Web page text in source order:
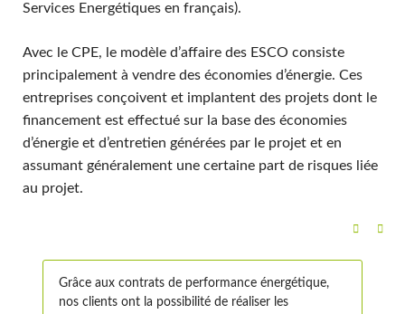
Services Energétiques en français).
Avec le CPE, le modèle d’affaire des ESCO consiste
principalement à vendre des économies d’énergie. Ces
entreprises conçoivent et implantent des projets dont le
financement est effectué sur la base des économies
d’énergie et d’entretien générées par le projet et en
assumant généralement une certaine part de risques liée
au projet.
Grâce aux contrats de performance énergétique,
nos clients ont la possibilité de réaliser les